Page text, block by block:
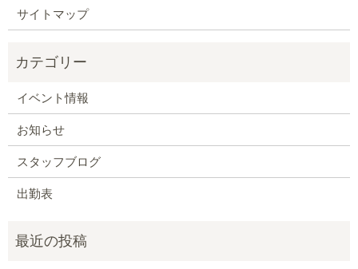
サイトマップ
イベント情報
お知らせ
スタッフブログ
出勤表